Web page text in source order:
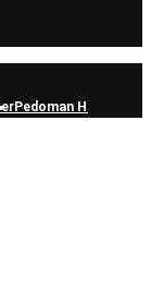
Pedoman Hak Jawab